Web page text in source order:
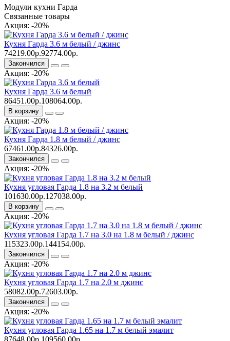
Модули кухни Гарда
Связанные товары
Акция: -20%
Кухня Гарда 3.6 м белый / джинс
74219.00р.92774.00р.
Закончился
Акция: -20%
Кухня Гарда 3.6 м белый
86451.00р.108064.00р.
В корзину
Акция: -20%
Кухня Гарда 1.8 м белый / джинс
67461.00р.84326.00р.
Закончился
Акция: -20%
Кухня угловая Гарда 1.8 на 3.2 м белый
101630.00р.127038.00р.
В корзину
Акция: -20%
Кухня угловая Гарда 1.7 на 3.0 на 1.8 м белый / джинс
115323.00р.144154.00р.
Закончился
Акция: -20%
Кухня угловая Гарда 1.7 на 2.0 м джинс
58082.00р.72603.00р.
Закончился
Акция: -20%
Кухня угловая Гарда 1.65 на 1.7 м белый эмалит